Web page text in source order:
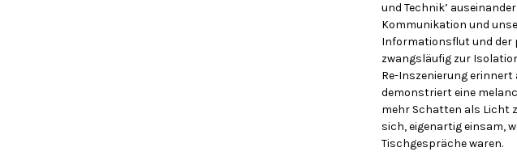
und Technik’
Kommunikation und
Informationsflut und der
zwangsläufig zur
Re-Inszenierung erinnert
demonstriert eine
mehr Schatten als Licht
sich, eigenartig einsam,
Tischgespräche waren.